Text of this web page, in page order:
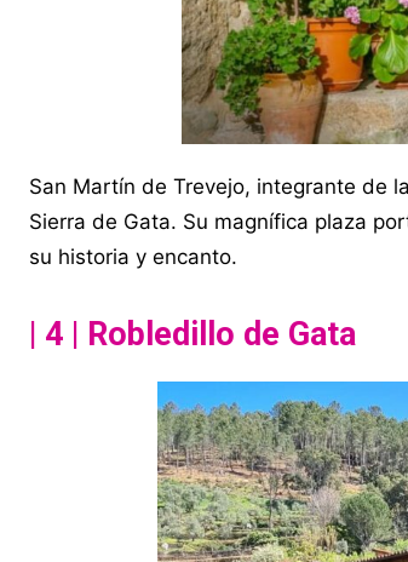
San Martín de Trevejo, integrante de
Sierra de Gata. Su magnífica plaza
su historia y encanto.
| 4 | Robledillo de Gata